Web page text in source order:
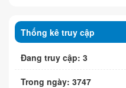
Thống kê truy cập
Đang truy cập: 3
Trong ngày: 3747